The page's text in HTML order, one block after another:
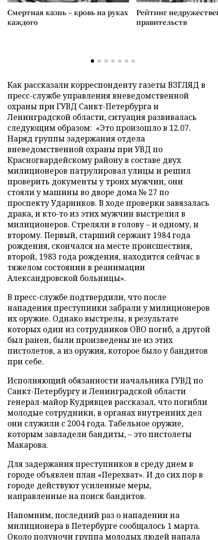
Смертная казнь – кровь на руках
каждого
Рейтинг
правительств
Как рассказали корреспонденту газеты ВЗГЛЯД в
пресс-службе управления вневедомственной
охраны при ГУВД Санкт-Петербурга и
Ленинградской области, ситуация развивалась
следующим образом: «Это произошло в 12.07.
Наряд группы задержания отдела
вневедомственной охраны при УВД по
Красногвардейскому району в составе двух
милиционеров патрулировал улицы и решил
проверить документы у троих мужчин, они
стояли у машины во дворе дома № 27 по
проспекту Ударников. В ходе проверки завязалась
драка, и кто-то из этих мужчин выстрелил в
милиционеров. Стреляли в голову–и одному, и
второму. Первый, старший сержант 1984 года
рождения, скончался на месте происшествия,
второй, 1983 года рождения, находится сейчас в
тяжелом состоянии в реанимации
Александровской больницы».
В пресс-службе подтвердили, что после
нападения преступники забрали у милиционеров
их оружие. Однако выстрелы, в результате
которых один из сотрудников ОВО погиб, а другой
был ранен, были произведены не из этих
пистолетов, а из оружия, которое было у бандитов
при себе.
Исполняющий обязанности начальника ГУВД по
Санкт-Петербургу и Ленинградской области
генерал-майор Кудрявцев рассказал, что погибли
молодые сотрудники, в органах внутренних дел
они служили с 2004 года. Табельное оружие,
которым завладели бандиты, – это пистолеты
Макарова.
Для задержания преступников в среду днем в
городе объявлен план «Перехват». И до сих пор в
городе действуют усиленные меры,
направленные на поиск бандитов.
Напомним, последний раз о нападении на
милиционера в Петербурге сообщалось 1 марта.
Около полуночи группа молодых людей напала